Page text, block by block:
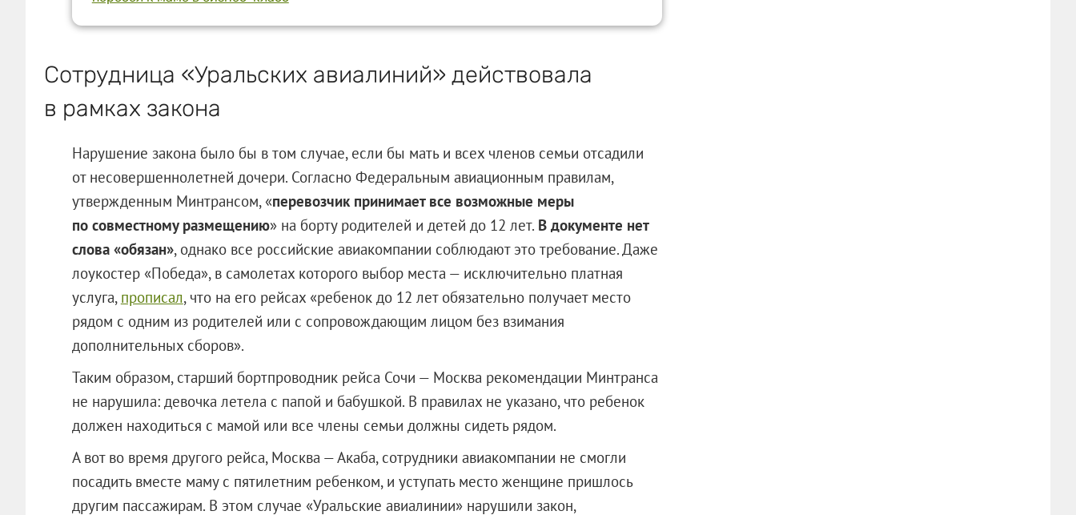
Сотрудница «Уральских авиалиний» действовала
в рамках закона
Нарушение закона было бы в том случае, если бы мать и всех членов семьи отсадили
от несовершеннолетней дочери. Согласно Федеральным авиационным правилам,
утвержденным Минтрансом, «перевозчик принимает все возможные меры
по совместному размещению» на борту родителей и детей до 12 лет. В документе нет
слова «обязан», однако все российские авиакомпании соблюдают это требование. Даже
лоукостер «Победа», в самолетах которого выбор места — исключительно платная
услуга, прописал, что на его рейсах «ребенок до 12 лет обязательно получает место
рядом с одним из родителей или с сопровождающим лицом без взимания
дополнительных сборов».
Таким образом, старший бортпроводник рейса Сочи — Москва рекомендации Минтранса
не нарушила: девочка летела с папой и бабушкой. В правилах не указано, что ребенок
должен находиться с мамой или все члены семьи должны сидеть рядом.
А вот во время другого рейса, Москва — Акаба, сотрудники авиакомпании не смогли
посадить вместе маму с пятилетним ребенком, и уступать место женщине пришлось
другим пассажирам. В этом случае «Уральские авиалинии» нарушили закон,